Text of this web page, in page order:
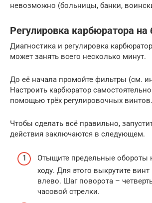
невозможно (больницы, банки,
Регулировка карбюратора на
Диагностика и регулировка
может занять всего несколько минут.
До её начала промойте фильтры (см.
Настроить карбюратор
помощью трёх регулировочных винтов.
Чтобы сделать всё правильно,
действия заключаются в следующем.
Отыщите предельные обороты
ходу. Для этого выкрутите
влево. Шаг поворота –
часовой стрелки.